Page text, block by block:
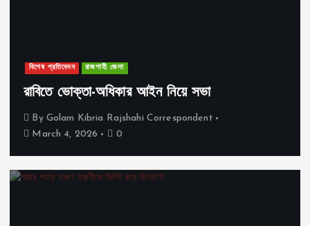
বিশেষ প্রতিবেদন রাজশাহী জেলা
রাবিতে ভোক্তা-অধিকার আইন নিয়ে সভা
By Golam Kibria Rajshahi Correspondent
March 4, 2026
0